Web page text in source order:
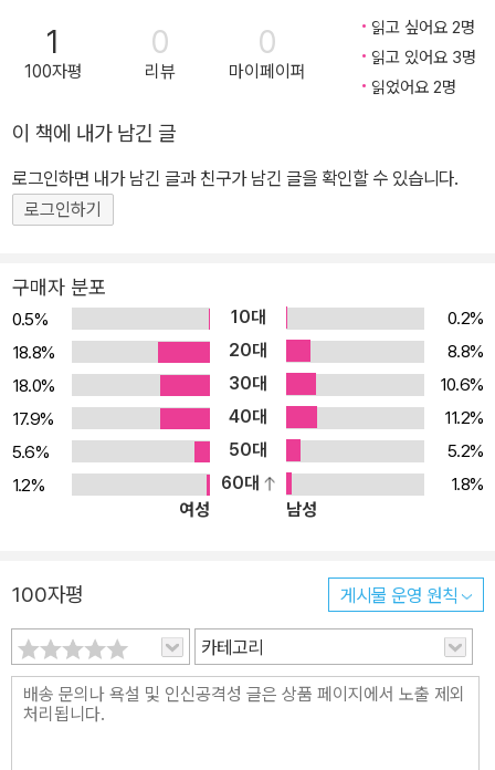
mponent retail pr
oduct, 4 Revised
edition)
e and Practice Bo
ok for Elementary
Learners of Englis
on)
Answers, 미국식 영
어)
1
100자평
0
리뷰
0
마이페이퍼
읽고 싶어요 2명
읽고 있어요 3명
읽었어요 2명
이 책에 내가 남긴 글
로그인하면 내가 남긴 글과 친구가 남긴 글을 확인할 수 있습니다.
로그인하기
구매자 분포
0.5% 10대
0.2%
18.8%
20대
8.8%
18.0%
30대
10.6%
17.9%
40대
11.2%
5.6%
50대
5.2%
1.2%
60대
1.8%
여성
남성
100자평 게시물 운영 원칙
카테고리